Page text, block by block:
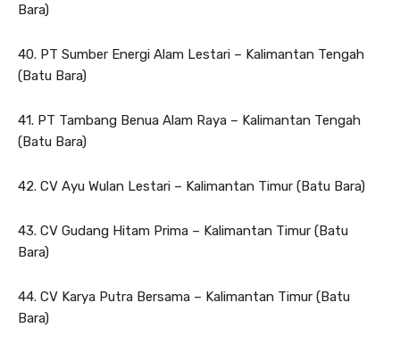
Bara)
40. PT Sumber Energi Alam Lestari – Kalimantan Tengah
(Batu Bara)
41. PT Tambang Benua Alam Raya – Kalimantan Tengah
(Batu Bara)
42. CV Ayu Wulan Lestari – Kalimantan Timur (Batu Bara)
43. CV Gudang Hitam Prima – Kalimantan Timur (Batu
Bara)
44. CV Karya Putra Bersama – Kalimantan Timur (Batu
Bara)